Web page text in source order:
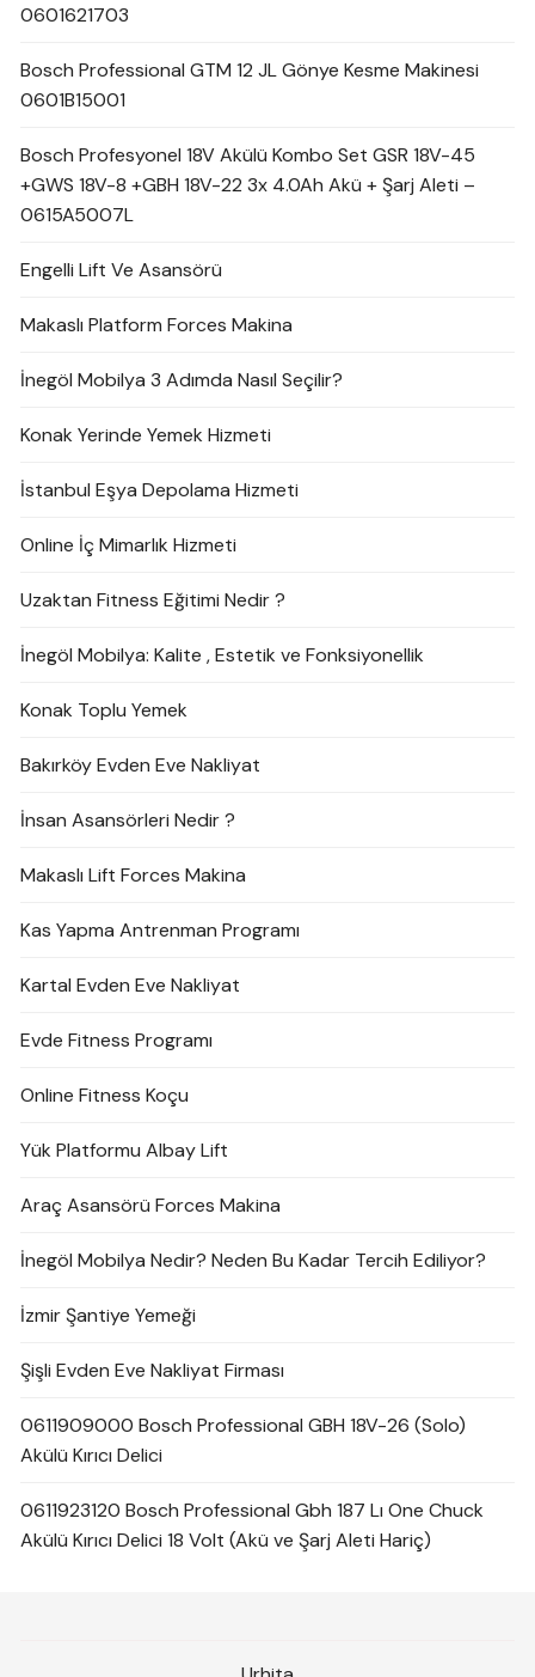
0601621703
Bosch Professional GTM 12 JL Gönye Kesme Makinesi
0601B15001
Bosch Profesyonel 18V Akülü Kombo Set GSR 18V-45
+GWS 18V-8 +GBH 18V-22 3x 4.0Ah Akü + Şarj Aleti –
0615A5007L
Engelli Lift Ve Asansörü
Makaslı Platform Forces Makina
İnegöl Mobilya 3 Adımda Nasıl Seçilir?
Konak Yerinde Yemek Hizmeti
İstanbul Eşya Depolama Hizmeti
Online İç Mimarlık Hizmeti
Uzaktan Fitness Eğitimi Nedir ?
İnegöl Mobilya: Kalite , Estetik ve Fonksiyonellik
Konak Toplu Yemek
Bakırköy Evden Eve Nakliyat
İnsan Asansörleri Nedir ?
Makaslı Lift Forces Makina
Kas Yapma Antrenman Programı
Kartal Evden Eve Nakliyat
Evde Fitness Programı
Online Fitness Koçu
Yük Platformu Albay Lift
Araç Asansörü Forces Makina
İnegöl Mobilya Nedir? Neden Bu Kadar Tercih Ediliyor?
İzmir Şantiye Yemeği
Şişli Evden Eve Nakliyat Firması
0611909000 Bosch Professional GBH 18V-26 (Solo)
Akülü Kırıcı Delici
0611923120 Bosch Professional Gbh 187 Lı One Chuck
Akülü Kırıcı Delici 18 Volt (Akü ve Şarj Aleti Hariç)